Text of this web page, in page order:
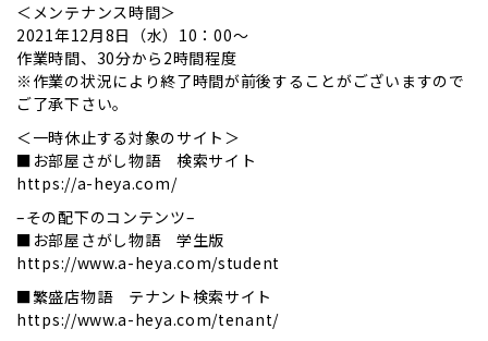
＜メンテナンス時間＞
2021年12月8日（水）10：00～
作業時間、30分から2時間程度
※作業の状況により終了時間が前後することがございますので
ご了承下さい。
＜一時休止する対象のサイト＞
■お部屋さがし物語 検索サイト
https://a-heya.com/
–その配下のコンテンツ–
■お部屋さがし物語 学生版
https://www.a-heya.com/student
■繁盛店物語 テナント検索サイト
https://www.a-heya.com/tenant/